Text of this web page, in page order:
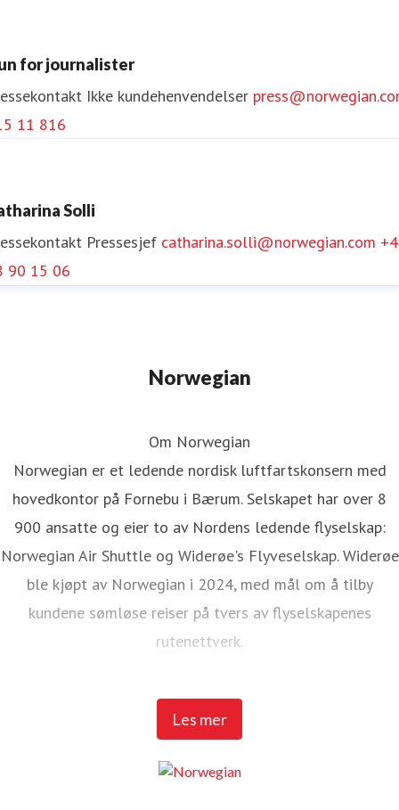
for journalister
Ikke kundehenvendelser
11 816
Solli
Pressesjef catharina.solli@norwegian.com
90 15 06
Norwegian
Les mer
Om Norwegian
Norwegian er et ledende nordisk luftfartskonsern med
hovedkontor på Fornebu i Bærum. Selskapet har over 8
900 ansatte og eier to av Nordens ledende flyselskap:
Norwegian Air Shuttle og Widerøe's Flyveselskap. Widerøe
ble kjøpt av Norwegian i 2024, med mål om å tilby
kundene sømløse reiser på tvers av flyselskapenes
rutenettverk.
Norwegian Air Shuttle har rundt 5 200 ansatte og tilbyr et
omfattende rutenett som knytter de nordiske landene til
over 23 millioner passasjerer og en flåte på 95 Boeing